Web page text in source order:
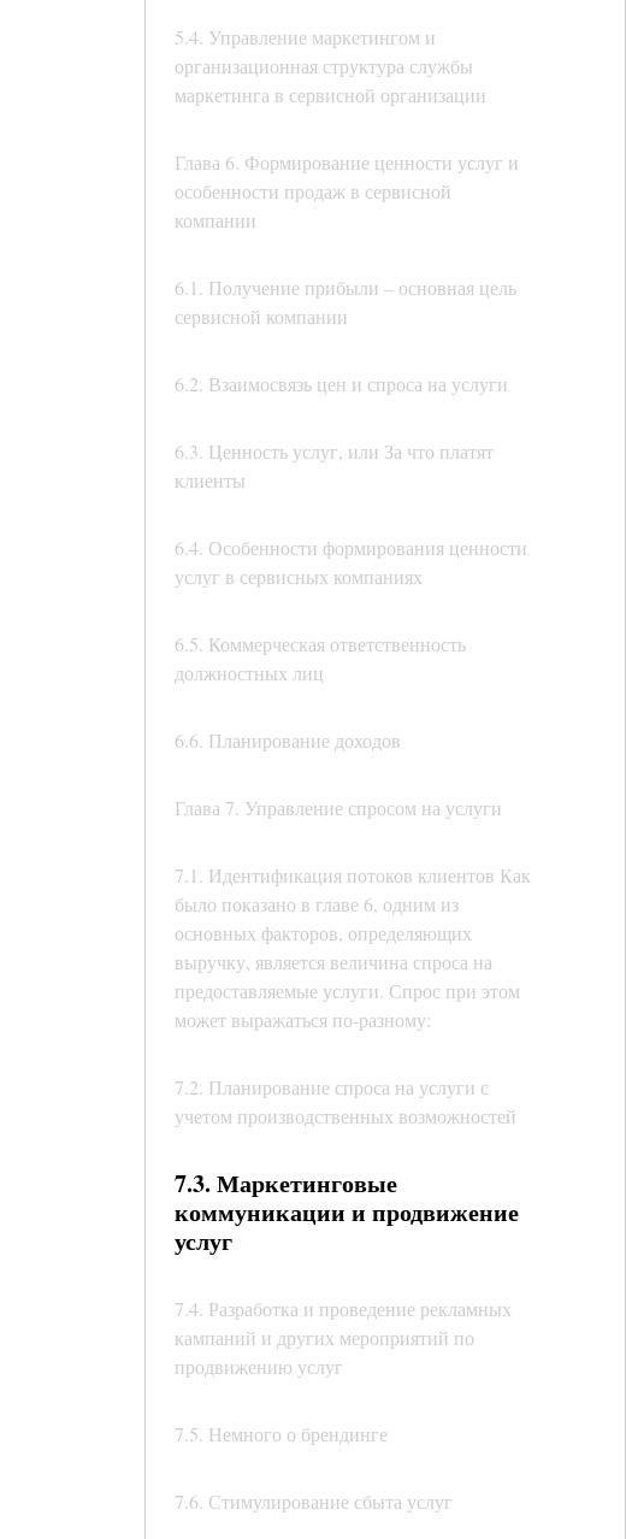
5.4. Управление маркетингом и
организационная структура службы
маркетинга в сервисной организации
Глава 6. Формирование ценности услуг и
особенности продаж в сервисной
компании
6.1. Получение прибыли – основная цель
сервисной компании
6.2. Взаимосвязь цен и спроса на услуги
6.3. Ценность услуг, или За что платят
клиенты
6.4. Особенности формирования ценности
услуг в сервисных компаниях
6.5. Коммерческая ответственность
должностных лиц
6.6. Планирование доходов
Глава 7. Управление спросом на услуги
7.1. Идентификация потоков клиентов Как
было показано в главе 6, одним из
основных факторов, определяющих
выручку, является величина спроса на
предоставляемые услуги. Спрос при этом
может выражаться по-разному:
7.2. Планирование спроса на услуги с
учетом производственных возможностей
7.3. Маркетинговые
коммуникации и продвижение
услуг
7.4. Разработка и проведение рекламных
кампаний и других мероприятий по
продвижению услуг
7.5. Немного о брендинге
7.6. Стимулирование сбыта услуг